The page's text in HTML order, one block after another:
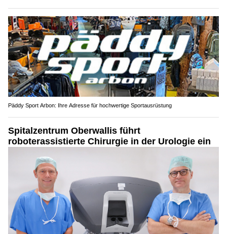
Päddy Sport Arbon: Ihre Adresse für hochwertige Sportausrüstung
Spitalzentrum Oberwallis führt
roboterassistierte Chirurgie in der Urologie ein